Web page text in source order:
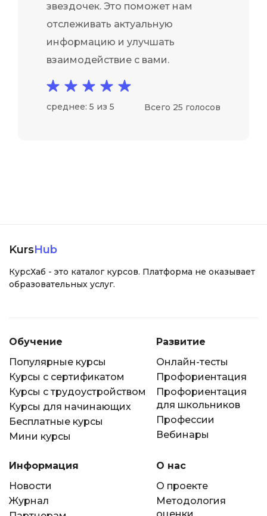
звездочек. Это поможет нам
отслеживать актуальную
информацию и улучшать
взаимодействие с вами.
среднее: 5 из 5 Всего 25 голосов
KursHub
КурсХаб - это каталог курсов. Платформа не оказывает
образовательных услуг.
Обучение
Популярные курсы
Курсы с сертификатом
Курсы с трудоустройством
Курсы для начинающих
Бесплатные курсы
Мини курсы
Развитие
Онлайн-тесты
Профориентация
Профориентация
для школьников
Профессии
Вебинары
Информация
Новости
Журнал
О нас
О проекте
Методология